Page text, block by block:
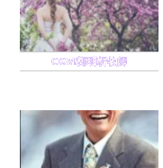
CGM/鄭明析牧師